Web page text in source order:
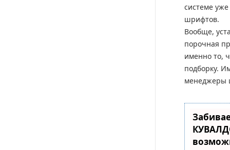
системе
шрифтов.
Вообще,
порочная
именно то,
подборку.
менеджеры